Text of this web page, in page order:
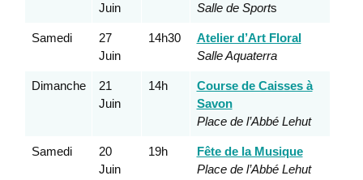
Juin
Salle de Sports
Samedi
27
Juin
14h30
Atelier d’Art Floral
Salle Aquaterra
Dimanche
21
Juin
14h
Course de Caisses à
Savon
Place de l’Abbé Lehut
Samedi
20
Juin
19h
Fête de la Musique
Place de l’Abbé Lehut